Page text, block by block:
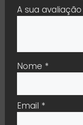
A sua
Nome *
Email *